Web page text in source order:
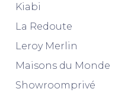
Kiabi
La Redoute
Leroy Merlin
Maisons du Monde
Showroomprivé